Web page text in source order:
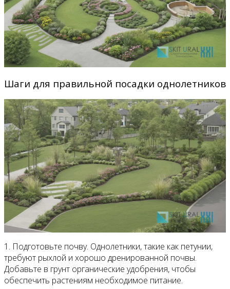
Шаги для правильной посадки однолетников
1. Подготовьте почву. Однолетники, такие как петунии,
требуют рыхлой и хорошо дренированной почвы.
Добавьте в грунт органические удобрения, чтобы
обеспечить растениям необходимое питание.